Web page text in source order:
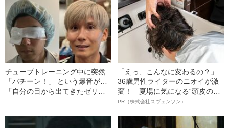
チューブトレーニング中に突然
「バチーン！」 という爆音が…
「自分の目から出てきたゼリー
レーした“サッカー選手”が視覚障
「えっ、こんなに変わるの？」
36歳男性ライターのニオイが激
変！ 夏場に気になる“頭皮のニ
オイ”や“ベタつき”を解消す
ト”が生み出した徹底ケアとは
PR（株式会社スヴェンソン）